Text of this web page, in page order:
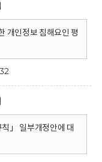
개인정보 침해요인 평
칙」 일부개정안에 대